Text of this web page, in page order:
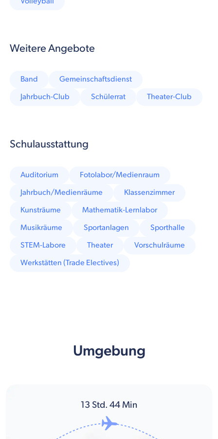
Weitere Angebote
Band
Gemeinschaftsdienst
Jahrbuch-Club
Schülerrat Theater-Club
Schulausstattung
Auditorium
Fotolabor/Medienraum
Jahrbuch/Medienräume
Klassenzimmer
Kunsträume
Mathematik-Lernlabor
Musikräume
Sportanlagen
Sporthalle
STEM-Labore
Theater
Vorschulräume
Werkstätten (Trade Electives)
Umgebung
13 Std. 44Min